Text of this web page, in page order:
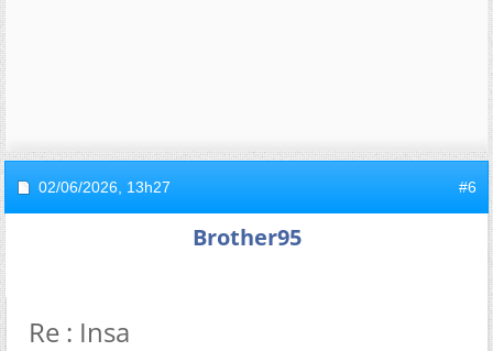
02/06/2026, 13h27 #6
Brother95
Re : Insa